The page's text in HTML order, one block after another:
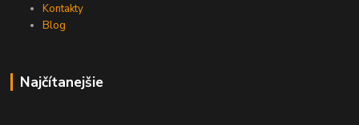
Kontakty
Blog
Najčítanejšie